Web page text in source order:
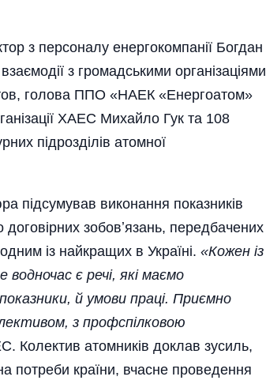
з персоналу енергокомпанії Богдан
з громадськими організаціями
голова ППО «НАЕК «Енергоатом»
ХАЕС Михайло Гук та 108
підрозділів атомної
підсумував виконання показників
зобовʼязань, передбачених
із найкращих в Україні. «Кожен із
є речі, які маємо
й умови праці. Приємно
з профспілковою
Колектив атомників доклав зусиль,
потреби країни, вчасне проведення